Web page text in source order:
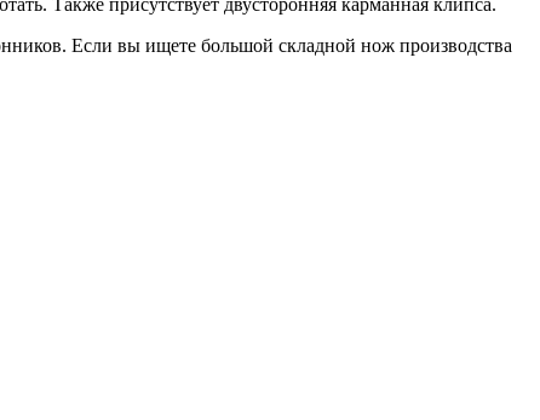
Если вы ищете большой складной нож производства